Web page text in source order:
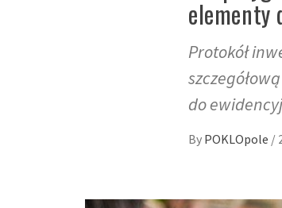
elementy
Protokół
do
By POKLOpole /